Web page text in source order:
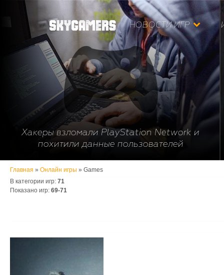
НОВОСТИ ИГР
Хакеры взломали PlayStation Network и
похитили данные пользователей
Главная » Онлайн игры » Games
В категории игр: 71
Показано игр: 69-71